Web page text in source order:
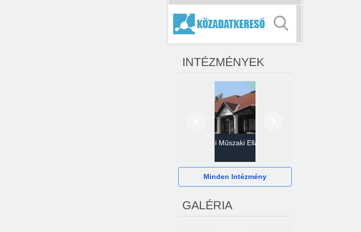
INTÉZMÉNYEK
Gazdasági Műszaki Ellátó
Minden Intézmény
GALÉRIA